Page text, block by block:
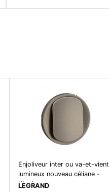
Enjoliveur inter ou va-et-vient
lumineux nouveau céliane -
titanium
LEGRAND